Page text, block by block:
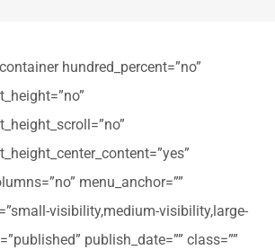
hundred_percent=”no”
menu_anchor=””
visibility,medium-visibility,large-
publish_date=”” class=””